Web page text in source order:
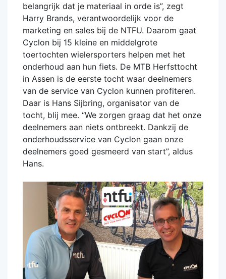
belangrijk dat je materiaal in orde is”, zegt
Harry Brands, verantwoordelijk voor de
marketing en sales bij de NTFU. Daarom gaat
Cyclon bij 15 kleine en middelgrote
toertochten wielersporters helpen met het
onderhoud aan hun fiets. De MTB Herfsttocht
in Assen is de eerste tocht waar deelnemers
van de service van Cyclon kunnen profiteren.
Daar is Hans Sijbring, organisator van de
tocht, blij mee. “We zorgen graag dat het onze
deelnemers aan niets ontbreekt. Dankzij de
onderhoudsservice van Cyclon gaan onze
deelnemers goed gesmeerd van start”, aldus
Hans.